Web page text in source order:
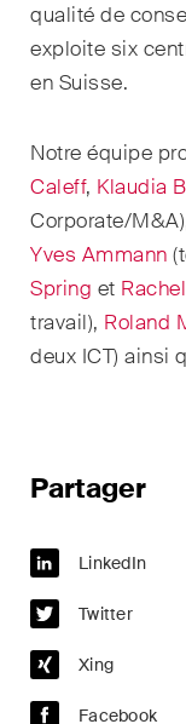
qualité de
exploite six
en Suisse.
Notre équipe
Caleff, Klaudia
Corporate/
Yves Ammann
Spring et
travail), Roland
deux ICT) ainsi
Partager
LinkedIn
Twitter
Xing
Facebook
sujets
domaines
et
Newsflash
Arbitrage
Clients
publics
Droit
Droit de la
Droit de la